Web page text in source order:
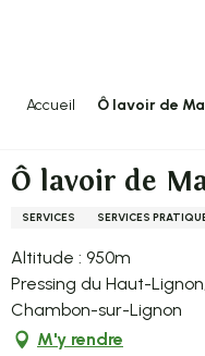
Accueil Ô lavoir de
Ô lavoir de
SERVICES SERVICES
Altitude : 950m
Pressing du Haut-
Chambon-sur-Lignon
M'y rendre